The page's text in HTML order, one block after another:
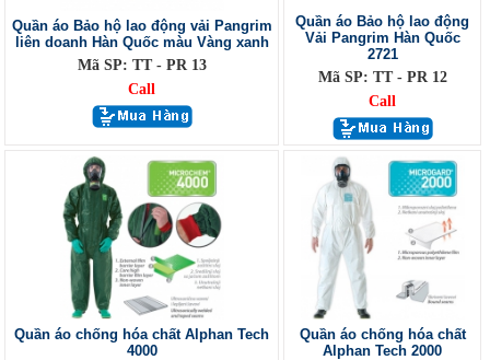
Quần áo Bảo hộ lao động vải Pangrim
liên doanh Hàn Quốc màu Vàng xanh
Mã SP: TT - PR 13
Call
Quần áo Bảo hộ lao động
Vải Pangrim Hàn Quốc
2721
Mã SP: TT - PR 12
Call
Quần áo chống hóa chất Alphan Tech
4000
Quần áo chống hóa chất
Alphan Tech 2000